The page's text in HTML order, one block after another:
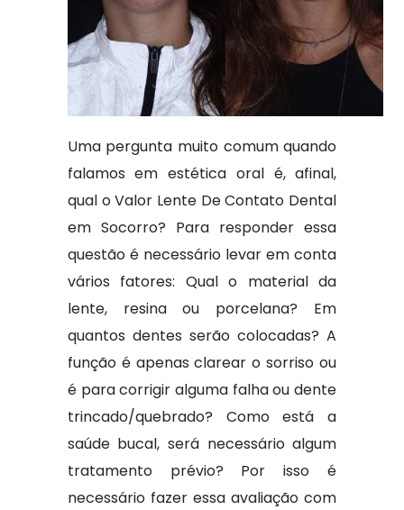
Uma pergunta muito comum quando
falamos em estética oral é, afinal,
qual o Valor Lente De Contato Dental
em Socorro? Para responder essa
questão é necessário levar em conta
vários fatores: Qual o material da
lente, resina ou porcelana? Em
quantos dentes serão colocadas? A
função é apenas clarear o sorriso ou
é para corrigir alguma falha ou dente
trincado/quebrado? Como está a
saúde bucal, será necessário algum
tratamento prévio? Por isso é
necessário fazer essa avaliação com